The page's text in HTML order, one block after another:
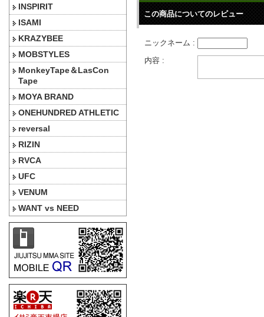
INSPIRIT
ISAMI
KRAZYBEE
MOBSTYLES
MonkeyTape＆LasCon
Tape
MOYA BRAND
ONEHUNDRED ATHLETIC
reversal
RIZIN
RVCA
UFC
VENUM
WANT vs NEED
この商品についてのレビュー
ニックネーム :
内容 :